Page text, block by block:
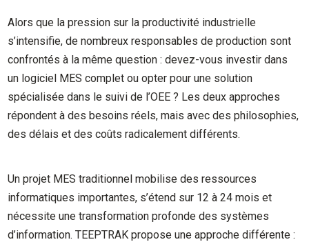
Alors que la pression sur la productivité industrielle
s’intensifie, de nombreux responsables de production sont
confrontés à la même question : devez-vous investir dans
un logiciel MES complet ou opter pour une solution
spécialisée dans le suivi de l’OEE ? Les deux approches
répondent à des besoins réels, mais avec des philosophies,
des délais et des coûts radicalement différents.
Un projet MES traditionnel mobilise des ressources
informatiques importantes, s’étend sur 12 à 24 mois et
nécessite une transformation profonde des systèmes
d’information. TEEPTRAK propose une approche différente :